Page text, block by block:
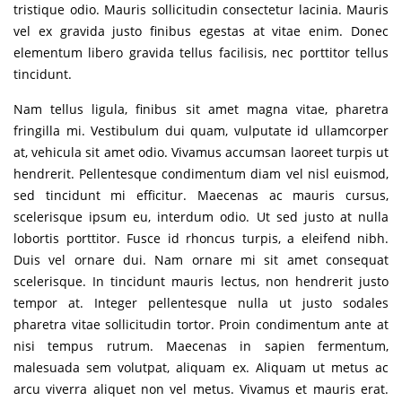
tristique odio. Mauris sollicitudin consectetur lacinia. Mauris
vel ex gravida justo finibus egestas at vitae enim. Donec
elementum libero gravida tellus facilisis, nec porttitor tellus
tincidunt.
Nam tellus ligula, finibus sit amet magna vitae, pharetra
fringilla mi. Vestibulum dui quam, vulputate id ullamcorper
at, vehicula sit amet odio. Vivamus accumsan laoreet turpis ut
hendrerit. Pellentesque condimentum diam vel nisl euismod,
sed tincidunt mi efficitur. Maecenas ac mauris cursus,
scelerisque ipsum eu, interdum odio. Ut sed justo at nulla
lobortis porttitor. Fusce id rhoncus turpis, a eleifend nibh.
Duis vel ornare dui. Nam ornare mi sit amet consequat
scelerisque. In tincidunt mauris lectus, non hendrerit justo
tempor at. Integer pellentesque nulla ut justo sodales
pharetra vitae sollicitudin tortor. Proin condimentum ante at
nisi tempus rutrum. Maecenas in sapien fermentum,
malesuada sem volutpat, aliquam ex. Aliquam ut metus ac
arcu viverra aliquet non vel metus. Vivamus et mauris erat.